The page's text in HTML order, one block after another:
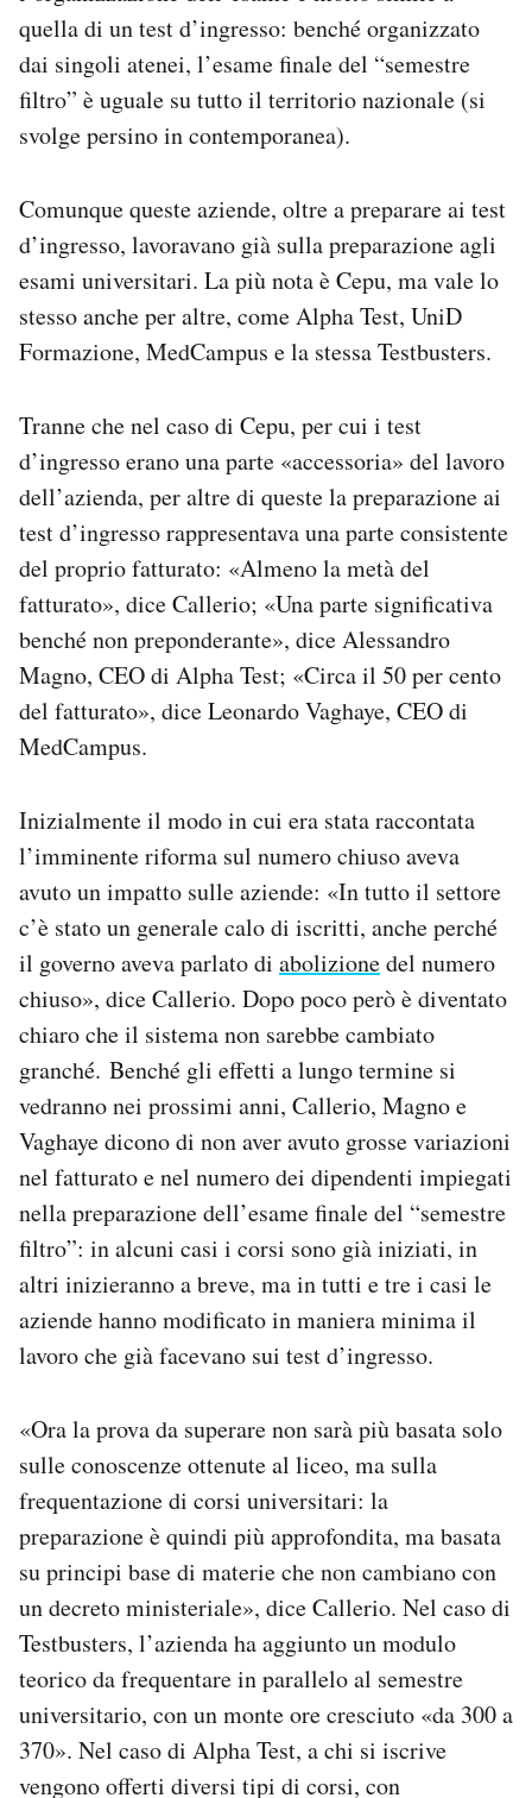
quella di un test d’ingresso: benché organizzato
dai singoli atenei, l’esame finale del “semestre
filtro” è uguale su tutto il territorio nazionale (si
svolge persino in contemporanea).
Comunque queste aziende, oltre a preparare ai test
d’ingresso, lavoravano già sulla preparazione agli
esami universitari. La più nota è Cepu, ma vale lo
stesso anche per altre, come Alpha Test, UniD
Formazione, MedCampus e la stessa Testbusters.
Tranne che nel caso di Cepu, per cui i test
d’ingresso erano una parte «accessoria» del lavoro
dell’azienda, per altre di queste la preparazione ai
test d’ingresso rappresentava una parte consistente
del proprio fatturato: «Almeno la metà del
fatturato», dice Callerio; «Una parte significativa
benché non preponderante», dice Alessandro
Magno, CEO di Alpha Test; «Circa il 50 per cento
del fatturato», dice Leonardo Vaghaye, CEO di
MedCampus.
Inizialmente il modo in cui era stata raccontata
l’imminente riforma sul numero chiuso aveva
avuto un impatto sulle aziende: «In tutto il settore
c’è stato un generale calo di iscritti, anche perché
il governo aveva parlato di abolizionedel numero
chiuso», dice Callerio. Dopo poco però è diventato
chiaro che il sistema non sarebbe cambiato
granché. Benché gli effetti a lungo termine si
vedranno nei prossimi anni, Callerio, Magno e
Vaghaye dicono di non aver avuto grosse variazioni
nel fatturato e nel numero dei dipendenti impiegati
nella preparazione dell’esame finale del “semestre
filtro”: in alcuni casi i corsi sono già iniziati, in
altri inizieranno a breve, ma in tutti e tre i casi le
aziende hanno modificato in maniera minima il
lavoro che già facevano sui test d’ingresso.
«Ora la prova da superare non sarà più basata solo
sulle conoscenze ottenute al liceo, ma sulla
frequentazione di corsi universitari: la
preparazione è quindi più approfondita, ma basata
su principi base di materie che non cambiano con
un decreto ministeriale», dice Callerio. Nel caso di
Testbusters, l’azienda ha aggiunto un modulo
teorico da frequentare in parallelo al semestre
universitario, con un monte ore cresciuto «da 300 a
370». Nel caso di Alpha Test, a chi si iscrive
vengono offerti diversi tipi di corsi, con